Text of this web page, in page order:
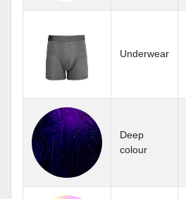
Underwear
Deep
colour